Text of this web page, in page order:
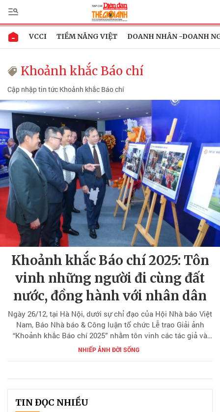
VCCI TIỀM NĂNG VIỆT DOANH NHÂN -DOANH
Khoảnh khắc Báo chí
Cập nhập tin tức Khoảnh khắc Báo chí
Khoảnh khắc Báo chí 2025: Tôn
vinh những người đi cùng đất
nước, đồng hành với nhân dân
Ngày 26/12, tại Hà Nội, dưới sự chỉ đạo của Hội Nhà báo Việt
Nam, Báo Nhà báo & Công luận tổ chức Lễ trao Giải ảnh
“Khoảnh khắc Báo chí 2025” nhằm tôn vinh các tác giả và
nhóm tác giả xuất sắc với những tác phẩm phản ánh sinh
NHIẾP ẢNH ĐỜI SỐNG
TIN ĐỌC NHIỀU